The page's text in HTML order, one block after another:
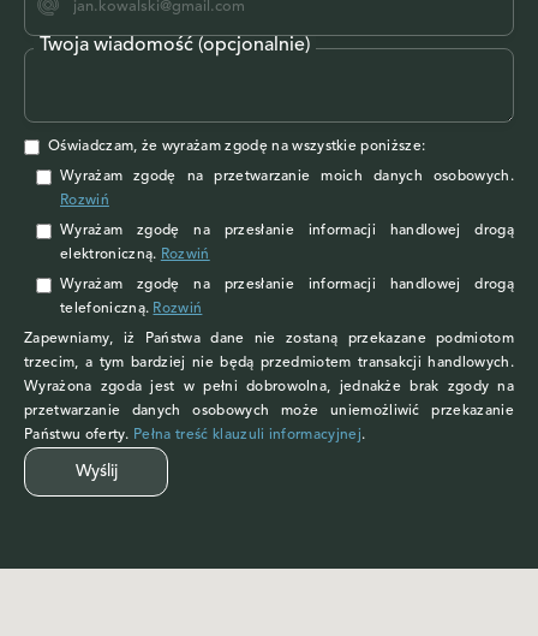
Twoja wiadomość (opcjonalnie)
Oświadczam, że wyrażam zgodę na wszystkie poniższe:
Wyrażam zgodę na przetwarzanie moich danych osobowych .
Rozwiń
Wyrażam zgodęna przesłanie informacji handlowej drogą
elektroniczną. Rozwiń
Wyrażam zgodęna przesłanie informacji handlowej drogą
telefoniczną. Rozwiń
Zapewniamy, iż Państwa dane nie zostaną przekazane podmiotom
trzecim, a tym bardziej nie będą przedmiotem transakcji handlowych.
Wyrażona zgoda jest w pełni dobrowolna, jednakże brak zgody na
przetwarzanie danych osobowych może uniemożliwić przekazanie
Państwu oferty. Pełna treść klauzuli informacyjnej.